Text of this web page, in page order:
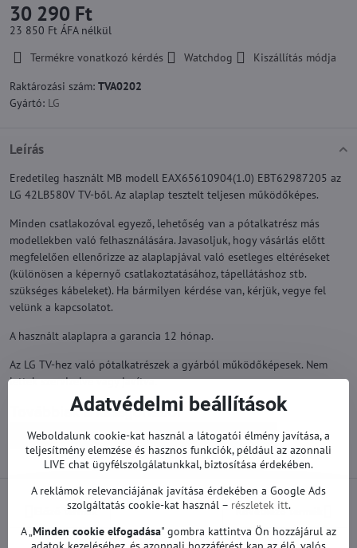
30 290 Ft
23 850 Ft ÁFA nélkül
Termékre vonatkozó kérdés
Watchdog
Kiszállítás módja
Raktározási szám: TVA0202
Gyártó: LG
Leírás
Eredetileg használt MB modell EAX65610904(1.0) EBT62987205 az
LG 42LB580V TV-ből. Az alaplap tesztelt teljesen működőképes.
Minden csatlakozóval egyező, lehetőség van a pótalkatrész más
modellekben való felhasználására. Javasoljuk, hogy vásárlás előtt
megfelelően ellenőrizze az alaplapjával való esetleges eltéréseket
(különösen a képernyő csatlakoztatásához, tápellátáshoz stb.
szükséges kábeleket). Ha bármilyen kérdése van, kérjük, vegye fel
velünk a kapcsolatot.
A használt alaplapra a garancia 12 hónap.
Az LG TV-hez való pótalkatrészek a gyárból működőképesek. Nem
lettek szervizelve vagy javítva.
Továbbiak a kategóriából
Pótalkatrészek | LG TV Alaplapok | LG TV
Előző termék Következő termék
Adatvédelmi beállítások
Weboldalunk cookie-kat használ a látogatói élmény javítása, a
teljesítmény elemzése és hasznos funkciók, például az azonnali
LIVE chat ügyfélszolgálatunkkal, biztosítása érdekében.
A reklámok relevanciájának javítása érdekében a Google Ads
szolgáltatás cookie-kat használ – részletek itt.
A „Minden cookie elfogadása" gombra kattintva Ön hozzájárul az